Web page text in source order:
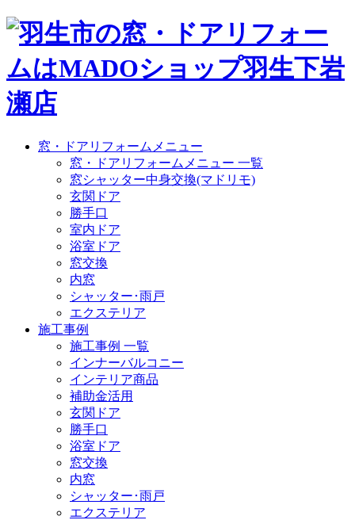
窓・ドアリフォームメニュー
窓・ドアリフォームメニュー 一覧
窓シャッター中身交換(マドリモ)
玄関ドア
勝手口
室内ドア
浴室ドア
窓交換
内窓
シャッター･雨戸
エクステリア
施工事例
施工事例 一覧
インナーバルコニー
インテリア商品
補助金活用
玄関ドア
勝手口
浴室ドア
窓交換
内窓
シャッター･雨戸
エクステリア